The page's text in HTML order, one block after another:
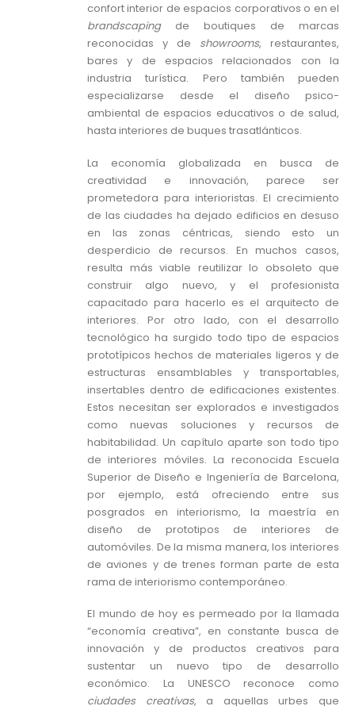
confort interior de espacios corporativos o en el
brandscapingde boutiques de marcas
reconocidas y de showrooms, restaurantes,
bares y de espacios relacionados con la
industria turística. Pero también pueden
especializarse desde el diseño psico-
ambiental de espacios educativos o de salud,
hasta interiores de buques trasatlánticos.
La economía globalizada en busca de
creatividad e innovación, parece ser
prometedora para interioristas. El crecimiento
de las ciudades ha dejado edificios en desuso
en las zonas céntricas, siendo esto un
desperdicio de recursos. En muchos casos,
resulta más viable reutilizar lo obsoleto que
construir algo nuevo, y el profesionista
capacitado para hacerlo es el arquitecto de
interiores. Por otro lado, con el desarrollo
tecnológico ha surgido todo tipo de espacios
prototípicos hechos de materiales ligeros y de
estructuras ensamblables y transportables,
insertables dentro de edificaciones existentes.
Estos necesitan ser explorados e investigados
como nuevas soluciones y recursos de
habitabilidad. Un capítulo aparte son todo tipo
de interiores móviles. La reconocida Escuela
Superior de Diseño e Ingeniería de Barcelona,
por ejemplo, está ofreciendo entre sus
posgrados en interiorismo, la maestría en
diseño de prototipos de interiores de
automóviles. De la misma manera, los interiores
de aviones y de trenes forman parte de esta
rama de interiorismo contemporáneo.
El mundo de hoy es permeado por la llamada
“economía creativa”, en constante busca de
innovación y de productos creativos para
sustentar un nuevo tipo de desarrollo
económico. La UNESCO reconoce como
ciudades creativas, a aquellas urbes que